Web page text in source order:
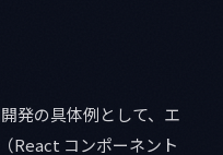
発の具体例として、エ
React コンポーネント